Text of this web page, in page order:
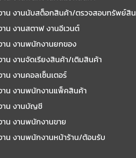
าน งานนับสต็อกสินค้า/ตรวจสอบทรัพย์สิน
าน งานสตาฟ งานอีเวนต์
าน งานพนักงานยกของ
าน งานจัดเรียงสินค้า/เติมสินค้า
าน งานคอลเซ็นเตอร์
าน งานพนักงานแพ็คสินค้า
าน งานบัญชี
าน งานพนักงานขาย
าน งานพนักงานหน้าร้าน/ต้อนรับ